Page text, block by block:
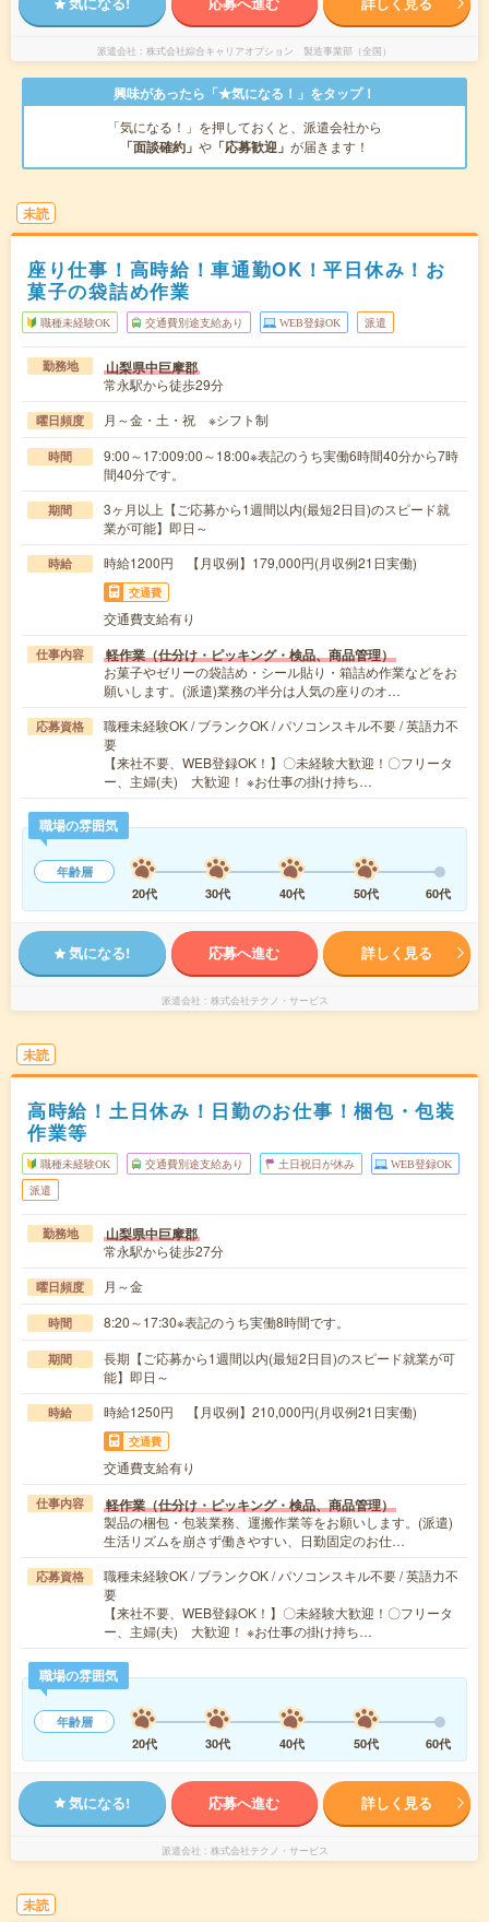
派遣会社 株式会社綜合キャリアオプション 製造事業部（全国）
興味があったら「★気になる！」をタップ！
「気になる！」を押しておくと、派遣会社から
「面談確約」 や 「応募歓迎」 が届きます！
未読
座り仕事！高時給！車通勤OK！平日休み！お
菓子の袋詰め作業
職種未経験OK 交通費別途支給あり WEB登録OK 派遣
勤務地 山梨県中巨摩郡
常永駅から徒歩29分
曜日頻度 月～金・土・祝 ※シフト制
時間
9:00～17:009:00～18:00※表記のうち実働6時間40分から7時
間40分です。
期間
3ヶ月以上【ご応募から1週間以内(最短2日目)のスピード就
業が可能】即日～
時給 時給1200円 【月収例】179,000円(月収例21日実働)
交通費
交通費支給有り
仕事内容 軽作業（仕分け・ピッキング・検品、商品管理）
お菓子やゼリーの袋詰め・シール貼り・箱詰め作業などをお
願いします。(派遣)業務の半分は人気の座りのオ…
応募資格
職種未経験OK / ブランクOK / パソコンスキル不要 / 英語力不
要
【来社不要、WEB登録OK！】〇未経験大歓迎！〇フリータ
ー、主婦(夫) 大歓迎！ ※お仕事の掛け持ち…
職場の雰囲気
年齢層
20代
30代 40代 50代 60代
気になる! 応募へ進む 詳しく見る
派遣会社 株式会社テクノ・サービス
未読
高時給！土日休み！日勤のお仕事！梱包・包装
作業等
職種未経験OK 交通費別途支給あり 土日祝日が休み WEB登録OK
派遣
勤務地 山梨県中巨摩郡
常永駅から徒歩27分
曜日頻度 月～金
時間 8:20～17:30※表記のうち実働8時間です。
期間
長期【ご応募から1週間以内(最短2日目)のスピード就業が可
能】即日～
時給 時給1250円 【月収例】210,000円(月収例21日実働)
交通費
交通費支給有り
仕事内容 軽作業（仕分け・ピッキング・検品、商品管理）
製品の梱包・包装業務、運搬作業等をお願いします。(派遣)
生活リズムを崩さず働きやすい、日勤固定のお仕…
応募資格
職種未経験OK / ブランクOK / パソコンスキル不要 / 英語力不
要
【来社不要、WEB登録OK！】〇未経験大歓迎！〇フリータ
ー、主婦(夫) 大歓迎！ ※お仕事の掛け持ち…
職場の雰囲気
年齢層
20代
30代 40代 50代 60代
気になる! 応募へ進む 詳しく見る
派遣会社 株式会社テクノ・サービス
未読